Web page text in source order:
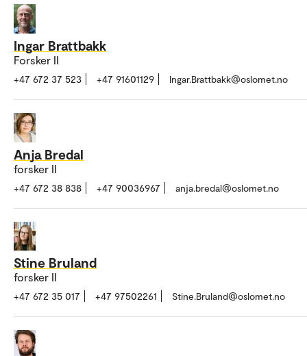
Ingar Brattbakk
Forsker II
+47 672 37 523 +47 91601129 Ingar.Brattbakk@oslomet.no
Anja Bredal
forsker II
+47 672 38 838 +47 90036967 anja.bredal@oslomet.no
Stine Bruland
forsker II
+47 672 35 017 +47 97502261 Stine.Bruland@oslomet.no